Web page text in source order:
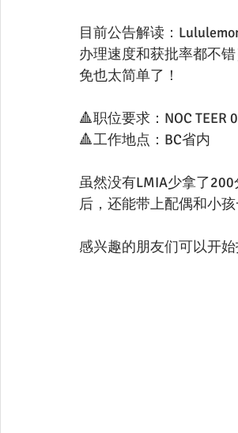
目前公告解读：
办理速度和获批率都不
免也太简单了！
🔺职位要求：NOC TEER
🔺工作地点：BC省内
虽然没有LMIA少拿了
后，还能带上配偶和小
感兴趣的朋友们可以开始